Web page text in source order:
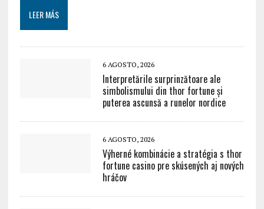
LEER MÁS
6 AGOSTO, 2026
Interpretările surprinzătoare ale
simbolismului din thor fortune și
puterea ascunsă a runelor nordice
6 AGOSTO, 2026
Výherné kombinácie a stratégia s thor
fortune casino pre skúsených aj nových
hráčov